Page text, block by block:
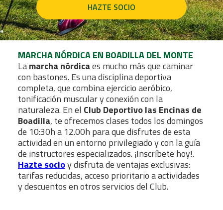
HAZTE SOCIO
MARCHA NÓRDICA EN BOADILLA DEL MONTE
Lamarcha nórdicaes mucho más que caminar
con bastones. Es una disciplina deportiva
completa, que combina ejercicio aeróbico,
tonificación muscular y conexión con la
naturaleza. En el Club Deportivo las Encinas de
Boadilla, te ofrecemos clases todos los domingos
de 10:30h a 12.00h para que disfrutes de esta
actividad en un entorno privilegiado y con la guía
de instructores especializados. ¡Inscríbete hoy!.
Hazte socioy disfruta de ventajas exclusivas:
tarifas reducidas, acceso prioritario a actividades
y descuentos en otros servicios del Club.